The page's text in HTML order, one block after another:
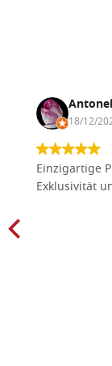
18/12/
Einzigartige
Exklusivität